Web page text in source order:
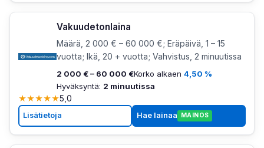
Vakuudetonlaina
Määrä, 2 000 € – 60 000 €; Eräpäivä, 1 – 15
vuotta; Ikä, 20 + vuotta; Vahvistus, 2 minuutissa
2 000 € – 60 000 €Korko alkaen 4,50 %
Hyväksyntä: 2 minuutissa
★★★★★5,0
Lisätietoja Hae lainaa MAINOS